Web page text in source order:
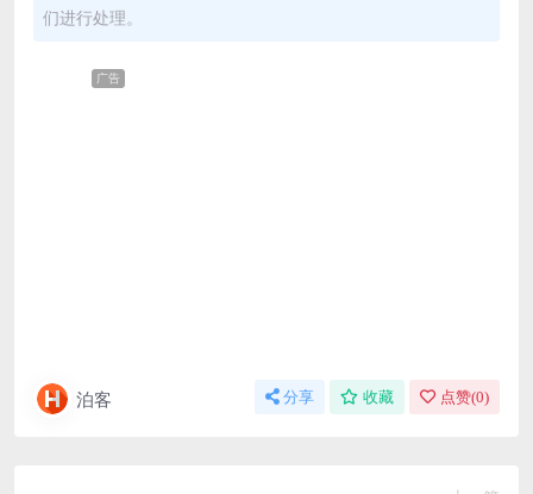
们进行处理。
广告
泊客 分享 收藏 点赞(0)